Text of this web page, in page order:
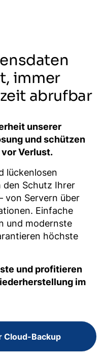
immer
abrufbar
unserer
und schützen
Verlust.
lückenlosen
den Schutz Ihrer
von Servern über
Einfache
und modernste
höchste
und profitieren
im
Cloud-Backup